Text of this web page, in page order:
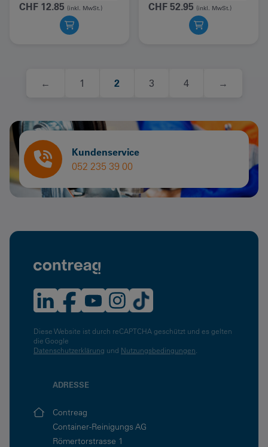
CHF 12.85 (inkl. MwSt.) CHF 52.95 (inkl. MwSt.)
← 1 2 3 4 →
Kundenservice
052 235 39 00
Diese Website ist durch reCAPTCHA geschützt und es gelten
die Google
Datenschutzerklärung und Nutzungsbedingungen
ADRESSE
Contreag
Container-Reinigungs AG
Römertorstrasse 1